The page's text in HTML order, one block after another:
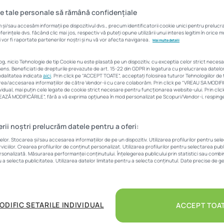
jumătate a anului
Corina Vârlan 21 noiembrie 2019
de euro. Aceasta este valoarea tranzacțiilor
noi doar pe cinci străzi din Sectorul 2 al Capitalei. Poziția
de Șoseaua Pantelimon.
a anului 2019 s-au vândut 100 de apartamente situate în
anul 2000, de-a lungul Șoselei Pantelimon. Valoarea
de euro, potrivit datelor prezentate în cadrul ediției din
tale personale să rămână confidențiale
și/sau accesăm informații pe dispozitivul dvs., precum identificatorii cookie unici pentru
dvs. făcând clic mai jos, respectiv vă puteți opune utilizării unui interes legitim în orice
fi raportate partenerilor noștri și nu vă vor afecta navigarea. Mai multe detalii
nicio Tehnologie de tip Cookie nu este plasată pe un dispozitiv, cu exceptia celor strict
Beneficiati de drepturile prevazute de art. 15-22 din GDPR in legatura cu prelucrarea
indicata aici. Prin click pe “ACCEPT TOATE”, acceptați folosirea tuturor Tehnologiilor
accesarea informațiilor de către Vendor-ii cu care colaborăm. Prin click pe “VREAU SA MODIFIC
mai puțin cele legate de cookie strict necesare pentru funcționarea website-ului. Prin click pe
MODIFICĂRILE”, fără a vă exprima opțiunea în mod personalizat pe Scopuri/Vendor-i,
noștri prelucrăm datele pentru a oferi:
Stocarea și/sau accesarea informațiilor de pe un dispozitiv. Utilizarea profilurilor pentru
Crearea profilurilor de conținut personalizat. Utilizarea profilurilor pentru selectarea
Măsurarea performanței conținutului. Înțelegerea publicului prin statistici sau
a selecta publicitatea. Utilizarea datelor limitate pentru a selecta conținutul. Date precise de
SETARILE INDIVIDUAL ACCEPT